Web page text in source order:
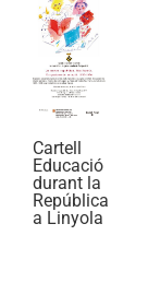
Cartell
Educació
durant la
República
a Linyola